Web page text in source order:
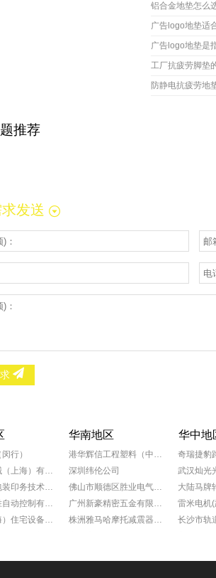
铝合金地垫怎么
广告logo地垫适
广告logo地垫是
工厂抗疲劳脚垫
防静电抗疲劳地
推荐
发送
华南地区 华中地
行）
亨内基机械（上海）有限公司
上海竹田包装印务技术有限公司
上海康茂胜自动控制有限公司
能率（上海）住宅设备有限公司
港华辉信工程塑料（中山）有限公司
深圳纬伦公司
佛山市顺德区胜业电气有限公司
广州新豪精密五金有限公司
株洲雅马哈摩托减震器有限公司
武汉灿光
雷米电机(